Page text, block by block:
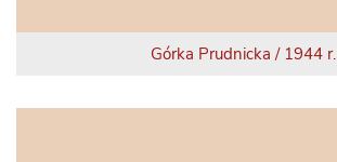
Górka Prudnicka / 1944 r.